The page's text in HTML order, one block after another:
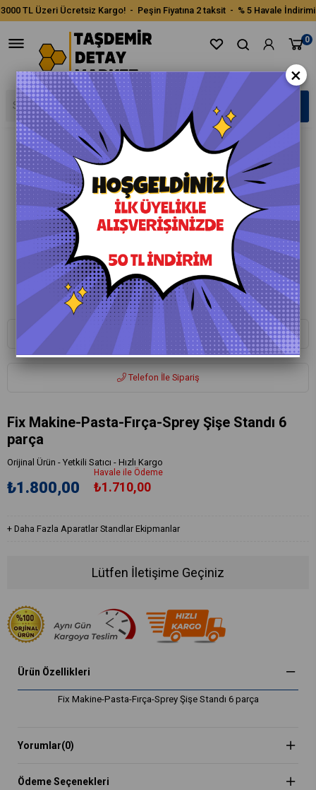
3000 TL Üzeri Ücretsiz Kargo! - Peşin Fiyatına 2 taksit - % 5 Havale İndirimi
0
Whatsapp ile Sipariş
Telefon İle Sipariş
Fix Makine-Pasta-Fırça-Sprey Şişe Standı 6
parça
Orijinal Ürün - Yetkili Satıcı - Hızlı Kargo
₺1.800,00
Havale ile Ödeme
₺1.710,00
+ Daha Fazla Aparatlar Standlar Ekipmanlar
Lütfen İletişime Geçiniz
Ürün Özellikleri
Fix Makine-Pasta-Fırça-Sprey Şişe Standı 6 parça
Yorumlar(0)
Ödeme Seçenekleri
×